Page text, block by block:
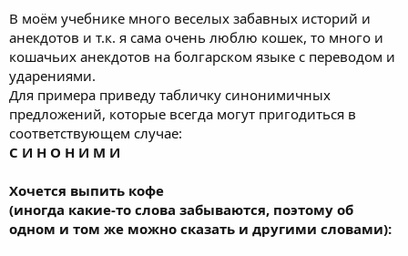
В моём учебнике много веселых забавных историй и
анекдотов и т.к. я сама очень люблю кошек, то много и
кошачьих анекдотов на болгарском языке с переводом и
ударениями.
Для примера приведу табличку синонимичных
предложений, которые всегда могут пригодиться в
соответствующем случае:
С И Н О Н И М И
Хочется выпить кофе
(иногда какие-то слова забываются, поэтому об
одном и том же можно сказать и другими словами):